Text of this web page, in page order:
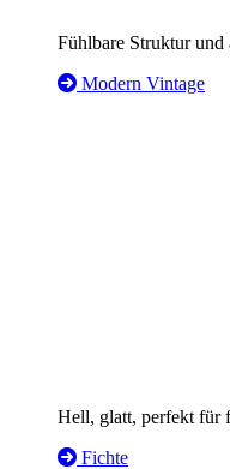
Fühlbare Struktur
Modern Vintage
Hell, glatt, perfekt für
Fichte